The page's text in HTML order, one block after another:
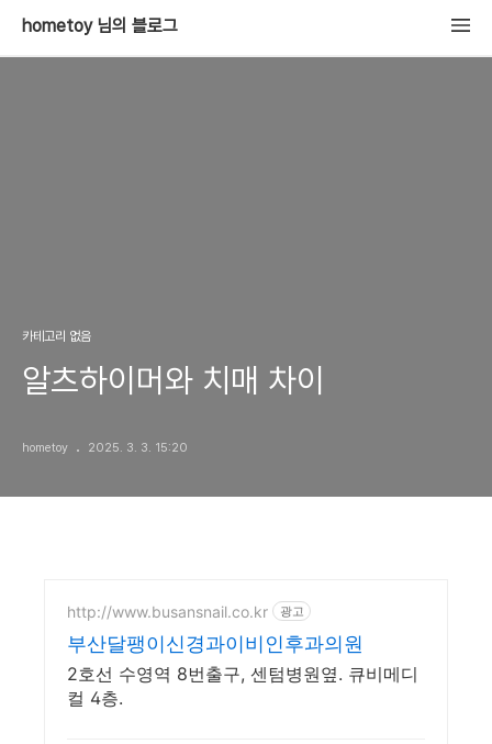
hometoy 님의 블로그
카테고리 없음
알츠하이머와 치매 차이
hometoy 2025. 3. 3. 15:20
http://www.busansnail.co.kr 광고
부산달팽이신경과이비인후과의원
2호선 수영역 8번출구, 센텀병원옆. 큐비메디
컬 4층.